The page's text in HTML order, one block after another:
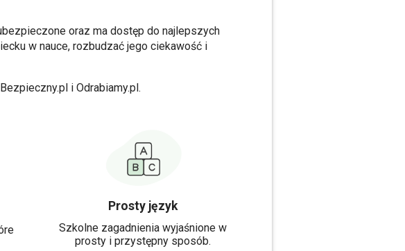
oraz ma dostęp do najlepszych
w nauce, rozbudzać jego ciekawość i
i Odrabiamy.pl.
Prosty język
Szkolne zagadnienia wyjaśnione w
prosty i przystępny sposób.